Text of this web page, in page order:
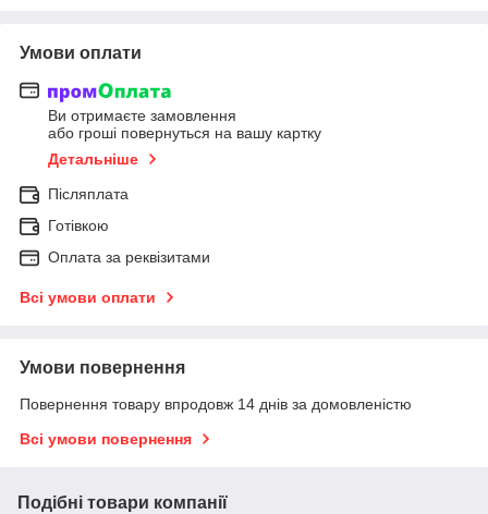
Умови оплати
Ви отримаєте замовлення
або гроші повернуться на вашу картку
Детальніше
Післяплата
Готівкою
Оплата за реквізитами
Всі умови оплати
Умови повернення
Повернення товару впродовж 14 днів за домовленістю
Всі умови повернення
Подібні товари компанії